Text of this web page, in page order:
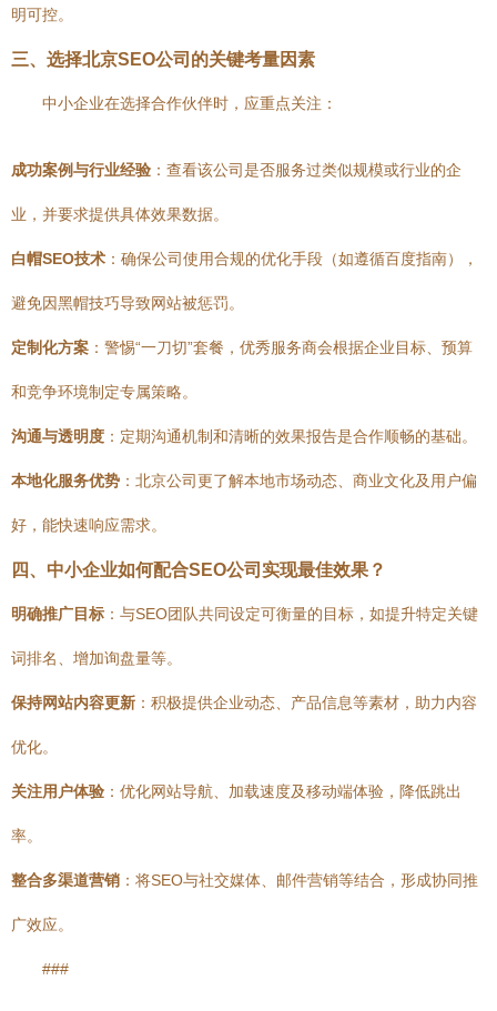
明可控。
三、选择北京SEO公司的关键考量因素
中小企业在选择合作伙伴时，应重点关注：
成功案例与行业经验 ：查看该公司是否服务过类似规模或行业的企
业，并要求提供具体效果数据。
白帽SEO技术 ：确保公司使用合规的优化手段（如遵循百度指南），
避免因黑帽技巧导致网站被惩罚。
定制化方案 ：警惕“一刀切”套餐，优秀服务商会根据企业目标、预算
和竞争环境制定专属策略。
沟通与透明度 ：定期沟通机制和清晰的效果报告是合作顺畅的基础。
本地化服务优势 ：北京公司更了解本地市场动态、商业文化及用户偏
好，能快速响应需求。
四、中小企业如何配合SEO公司实现最佳效果？
明确推广目标 ：与SEO团队共同设定可衡量的目标，如提升特定关键
词排名、增加询盘量等。
保持网站内容更新 ：积极提供企业动态、产品信息等素材，助力内容
优化。
关注用户体验 ：优化网站导航、加载速度及移动端体验，降低跳出
率。
整合多渠道营销 ：将SEO与社交媒体、邮件营销等结合，形成协同推
广效应。
###